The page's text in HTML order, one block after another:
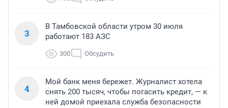
3
В Тамбовской области утром 30 июля
работают 183 АЗС
300 Обсудить
4
Мой банк меня бережет. Журналист хотела
снять 200 тысяч, чтобы погасить кредит, — к
ней домой приехала служба безопасности